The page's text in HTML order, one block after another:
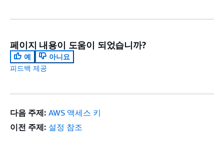
페이지 내용이 도움이 되었습니까?
예
아니요
피드백 제공
다음 주제: AWS 액세스 키
이전 주제: 설정 참조